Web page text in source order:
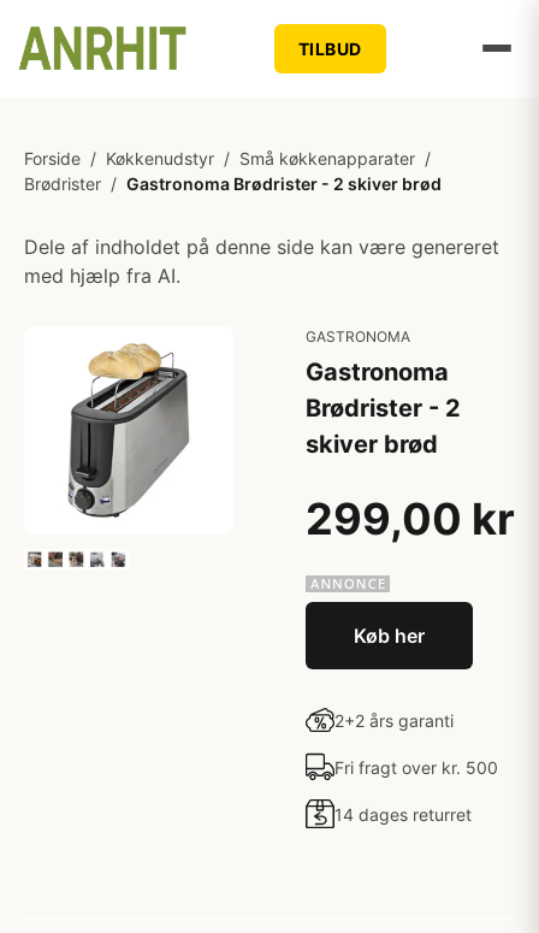
TILBUD
Forside / Køkkenudstyr / Små køkkenapparater /
Brødrister / Gastronoma Brødrister - 2 skiver brød
Dele af indholdet på denne side kan være genereret
med hjælp fra AI.
GASTRONOMA
Gastronoma
Brødrister - 2
skiver brød
299,00 kr
Køb her
2+2 års garanti
Fri fragt over kr. 500
14 dages returret